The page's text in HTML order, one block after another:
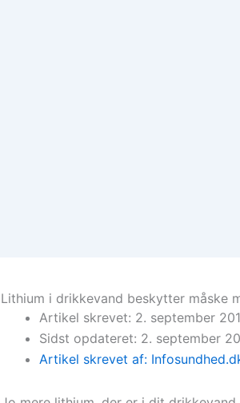
Lithium i drikkevand beskytter måske
Artikel skrevet: 2. september
Sidst opdateret: 2. september
Artikel skrevet af: